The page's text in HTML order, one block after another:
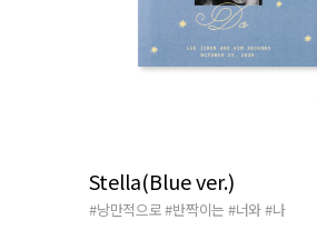
Stella(Blue ver.)
#낭만적으로#반짝이는 #너와#나